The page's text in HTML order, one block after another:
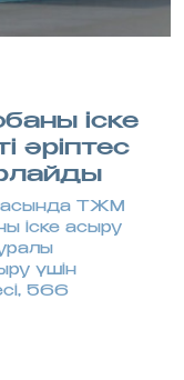
іске
әріптес
ТЖМ
іске асыру
үшін
566